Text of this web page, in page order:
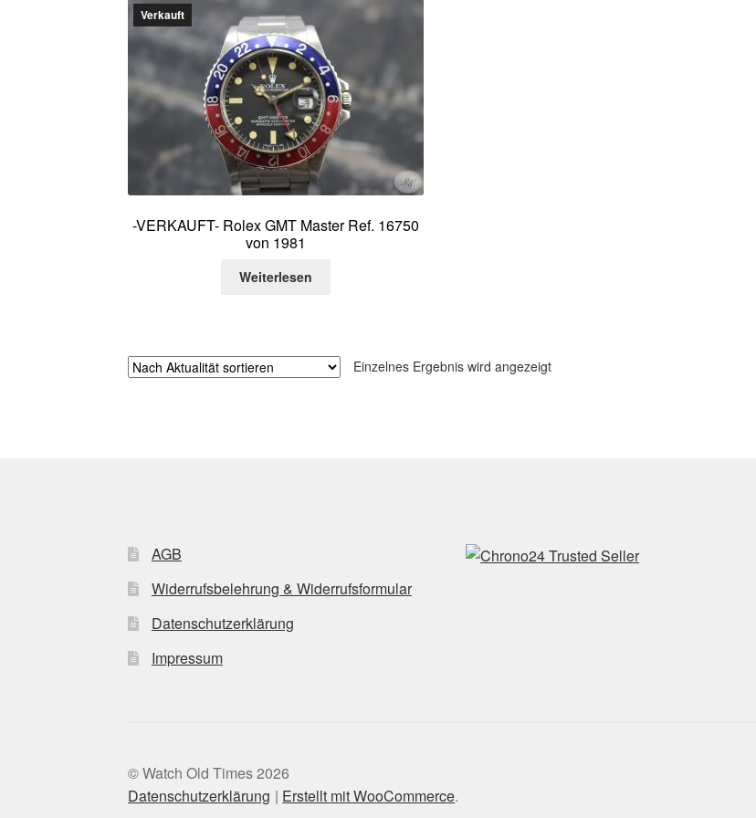
Verkauft
-VERKAUFT- Rolex GMT Master Ref. 16750
von 1981
Weiterlesen
Einzelnes Ergebnis wird angezeigt
AGB
Widerrufsbelehrung & Widerrufsformular
Datenschutzerklärung
Impressum
© Watch Old Times 2026
Datenschutzerklärung
Erstellt mit WooCommerce.